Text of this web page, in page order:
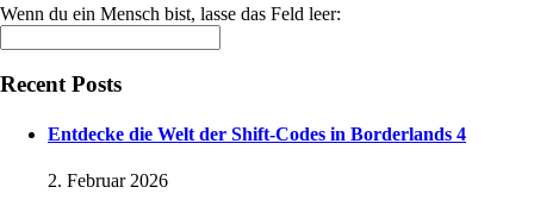
Wenn du ein Mensch bist, lasse das Feld leer:
Recent Posts
Entdecke die Welt der Shift-Codes in Borderlands 4
2. Februar 2026